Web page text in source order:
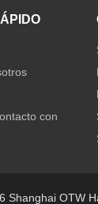
con
Shanghai OTW